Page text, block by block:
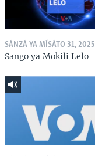
SÁNZÁ YA MÍSÁTO 31, 2025
Sango ya Mokili Lelo